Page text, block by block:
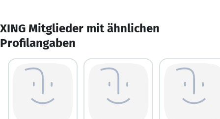
XING Mitglieder mit ähnlichen
Profilangaben